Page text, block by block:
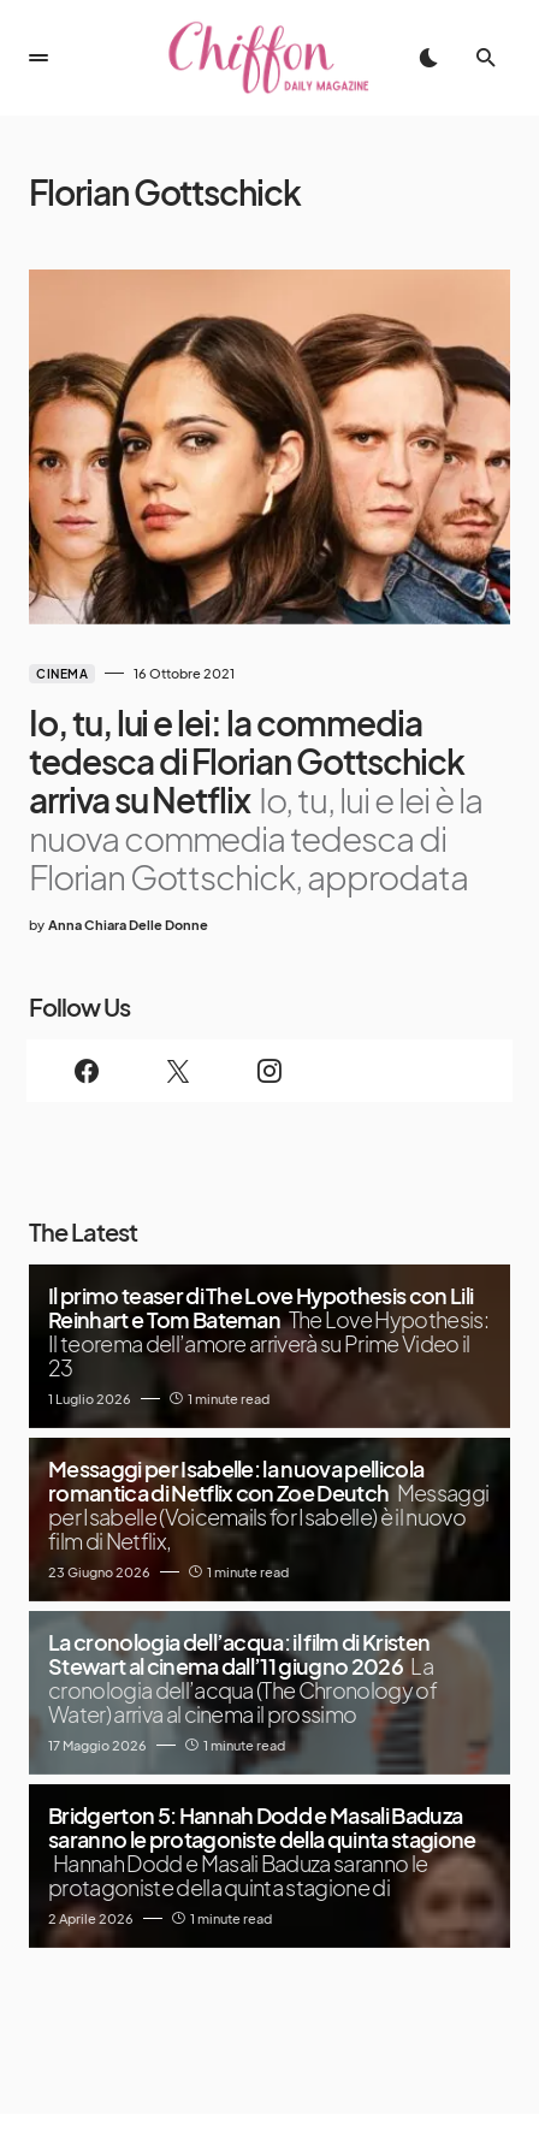
Florian Gottschick
CINEMA 16 Ottobre 2021
Io, tu, lui e lei: la commedia
tedesca di Florian Gottschick
arriva su Netflix Io, tu, lui e lei è la
nuova commedia tedesca di
Florian Gottschick, approdata
by Anna Chiara Delle Donne
Follow Us
The Latest
Il primo teaser di The Love Hypothesis con Lili
Reinhart e Tom Bateman The Love Hypothesis:
Il teorema dell’amore arriverà su Prime Video il
23
1 Luglio 2026 1 minute read
Messaggi per Isabelle: la nuova pellicola
romantica di Netflix con Zoe Deutch Messaggi
per Isabelle (Voicemails for Isabelle) è il nuovo
film di Netflix,
23 Giugno 2026 1 minute read
La cronologia dell’acqua: il film di Kristen
Stewart al cinema dall’11 giugno 2026 La
cronologia dell’acqua (The Chronology of
Water) arriva al cinema il prossimo
17 Maggio 2026 1 minute read
Bridgerton 5: Hannah Dodd e Masali Baduza
saranno le protagoniste della quinta stagione
Hannah Dodd e Masali Baduza saranno le
protagoniste della quinta stagione di
2 Aprile 2026 1 minute read